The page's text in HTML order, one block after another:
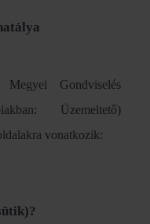
Gondviselés
Üzemeltető)
vonatkozik: